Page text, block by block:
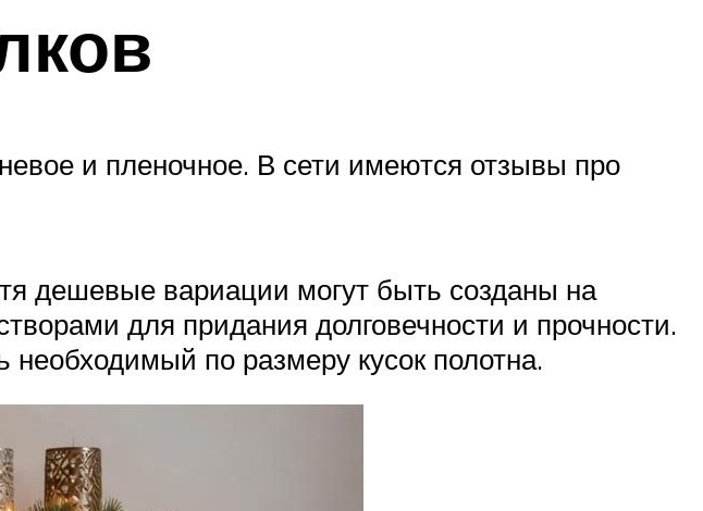
и пленочное. В сети имеются отзывы про
дешевые вариации могут быть созданы на
для придания долговечности и прочности.
по размеру кусок полотна.